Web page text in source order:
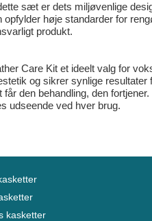
sæt er dets miljøvenlige
høje standarder for
produkt.
Care Kit et ideelt valg for
og sikrer synlige
den behandling, den
udseende ved hver brug.
kasketter